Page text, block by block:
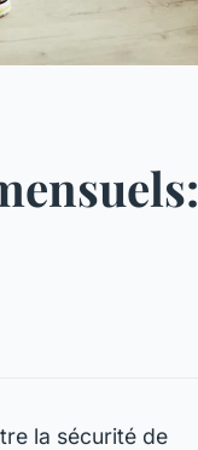
la sécurité de